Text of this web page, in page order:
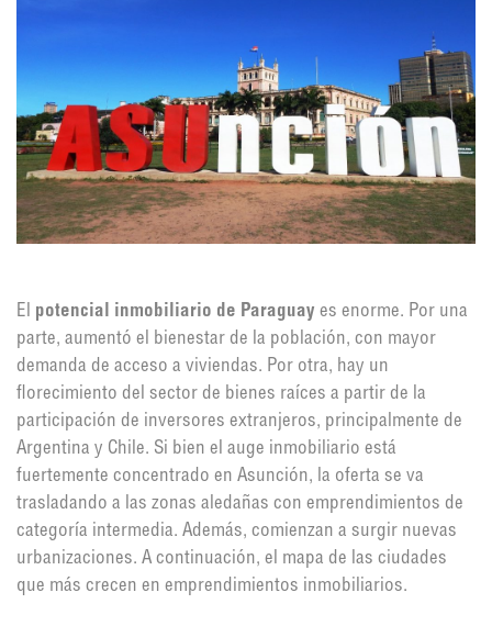
El potencial inmobiliario de Paraguay es enorme. Por una
parte, aumentó el bienestar de la población, con mayor
demanda de acceso a viviendas. Por otra, hay un
florecimiento del sector de bienes raíces a partir de la
participación de inversores extranjeros, principalmente de
Argentina y Chile. Si bien el auge inmobiliario está
fuertemente concentrado en Asunción, la oferta se va
trasladando a las zonas aledañas con emprendimientos de
categoría intermedia. Además, comienzan a surgir nuevas
urbanizaciones. A continuación, el mapa de las ciudades
que más crecen en emprendimientos inmobiliarios.